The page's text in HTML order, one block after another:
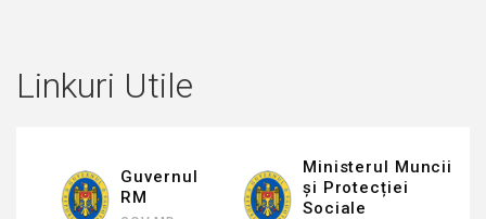
Linkuri Utile
Ministerul Muncii
și Protecției
Sociale
Inspectoratul de
Stat al Muncii